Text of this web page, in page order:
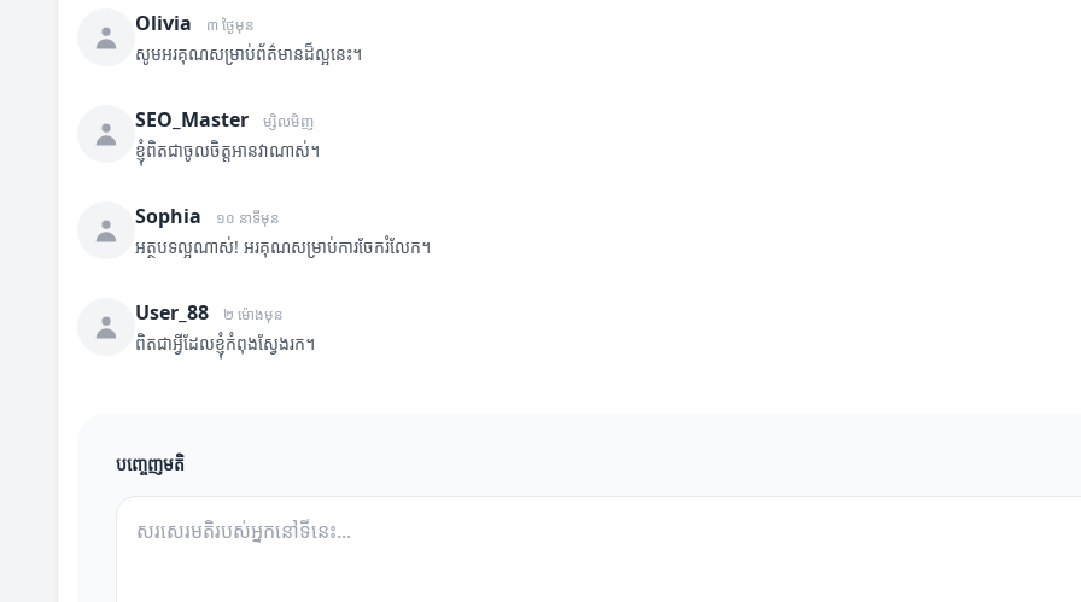
Olivia ៣ ថ្ងៃមុន
សូមអរគុណសម្រាប់ព័ត៌មានដ៏ល្អនេះ។
SEO_Master ម្សិលមិញ
ខ្ញុំពិតជាចូលចិត្តអានវាណាស់។
Sophia ១០ នាទីមុន
អត្ថបទល្អណាស់! អរគុណសម្រាប់ការចែករំលែក។
User_88 ២ ម៉ោងមុន
ពិតជាអ្វីដែលខ្ញុំកំពុងស្វែងរក។
បញ្ចេញមតិ